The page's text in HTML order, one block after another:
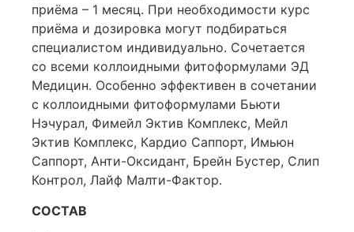
приёма – 1 месяц. При необходимости курс
приёма и дозировка могут подбираться
специалистом индивидуально. Сочетается
со всеми коллоидными фитоформулами ЭД
Медицин. Особенно эффективен в сочетании
с коллоидными фитоформулами Бьюти
Нэчурал, Фимейл Эктив Комплекс, Мейл
Эктив Комплекс, Кардио Саппорт, Имьюн
Саппорт, Анти-Оксидант, Брейн Бустер, Слип
Контрол, Лайф Малти-Фактор.
СОСТАВ